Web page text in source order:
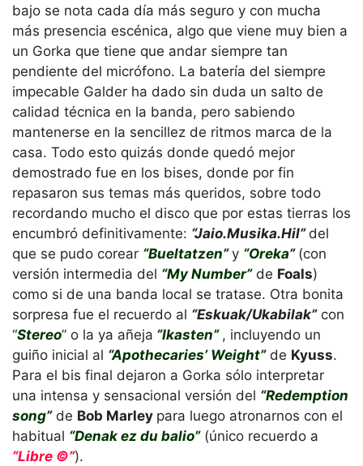
bajo se nota cada día más seguro y con mucha
más presencia escénica, algo que viene muy bien a
un Gorka que tiene que andar siempre tan
pendiente del micrófono. La batería del siempre
impecable Galder ha dado sin duda un salto de
calidad técnica en la banda, pero sabiendo
mantenerse en la sencillez de ritmos marca de la
casa. Todo esto quizás donde quedó mejor
demostrado fue en los bises, donde por fin
repasaron sus temas más queridos, sobre todo
recordando mucho el disco que por estas tierras los
encumbró definitivamente: “Jaio.Musika.Hil” del
que se pudo corear “Bueltatzen”y “Oreka” (con
versión intermedia del “My Number”de Foals)
como si de una banda local se tratase. Otra bonita
sorpresa fue el recuerdo al “Eskuak/Ukabilak”con
“Stereo” o la ya añeja “Ikasten” , incluyendo un
guiño inicial al “Apothecaries’ Weight”de Kyuss.
Para el bis final dejaron a Gorka sólo interpretar
una intensa y sensacional versión del “Redemption
song”de Bob Marley para luego atronarnos con el
habitual “Denak ez du balio”(único recuerdo a
“Libre ©”).